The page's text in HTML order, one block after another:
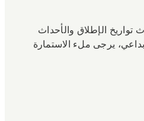
الإطلاق والأحداث
يرجى ملء الاستمارة